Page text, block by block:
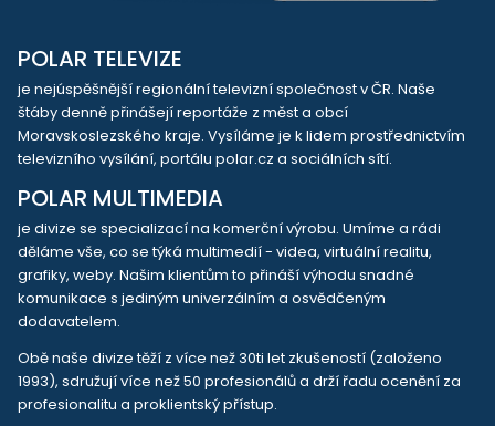
POLAR TELEVIZE
je nejúspěšnější regionální televizní společnost v ČR. Naše
štáby denně přinášejí reportáže z měst a obcí
Moravskoslezského kraje. Vysíláme je k lidem prostřednictvím
televizního vysílání, portálu polar.cz a sociálních sítí.
POLAR MULTIMEDIA
je divize se specializací na komerční výrobu. Umíme a rádi
děláme vše, co se týká multimedií - videa, virtuální realitu,
grafiky, weby. Našim klientům to přináší výhodu snadné
komunikace s jediným univerzálním a osvědčeným
dodavatelem.
Obě naše divize těží z více než 30ti let zkušeností (založeno
1993), sdružují více než 50 profesionálů a drží řadu ocenění za
profesionalitu a proklientský přístup.